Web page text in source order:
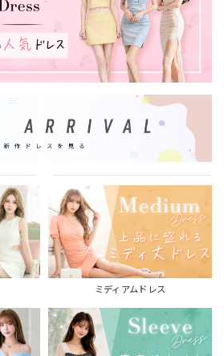
ミディアムドレス